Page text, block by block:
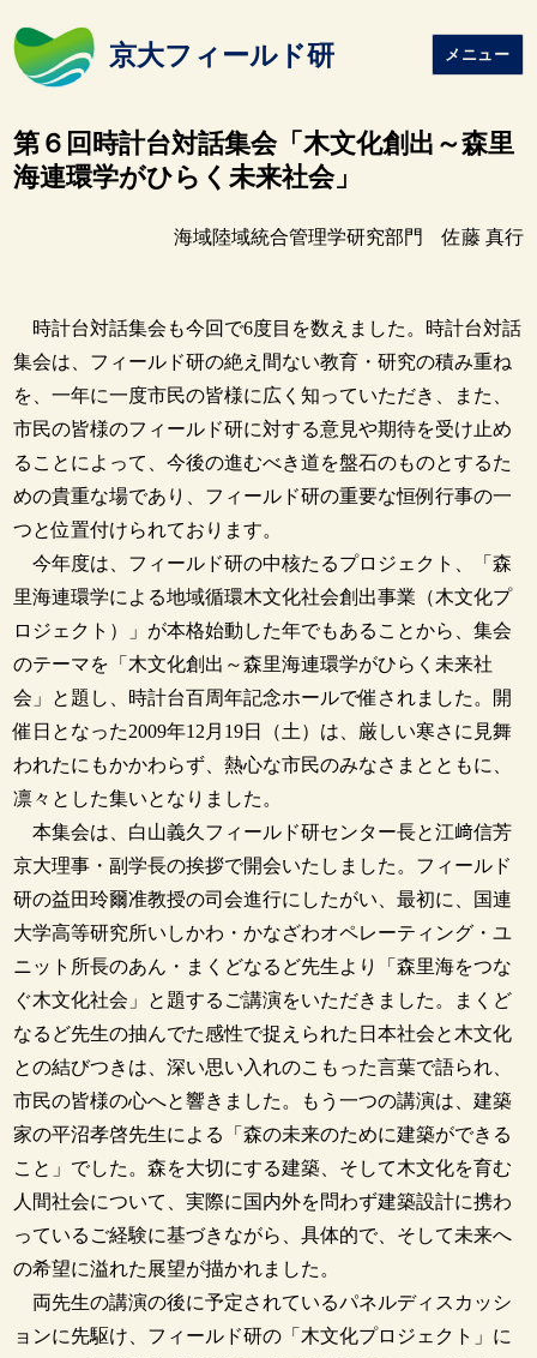
京大フィールド研 メニュー
第６回時計台対話集会「木文化創出～森里
海連環学がひらく未来社会」
海域陸域統合管理学研究部門 佐藤 真行
時計台対話集会も今回で6度目を数えました。時計台対話
集会は、フィールド研の絶え間ない教育・研究の積み重ね
を、一年に一度市民の皆様に広く知っていただき、また、
市民の皆様のフィールド研に対する意見や期待を受け止め
ることによって、今後の進むべき道を盤石のものとするた
めの貴重な場であり、フィールド研の重要な恒例行事の一
つと位置付けられております。
今年度は、フィールド研の中核たるプロジェクト、「森
里海連環学による地域循環木文化社会創出事業（木文化プ
ロジェクト）」が本格始動した年でもあることから、集会
のテーマを「木文化創出～森里海連環学がひらく未来社
会」と題し、時計台百周年記念ホールで催されました。開
催日となった2009年12月19日（土）は、厳しい寒さに見舞
われたにもかかわらず、熱心な市民のみなさまとともに、
凛々とした集いとなりました。
本集会は、白山義久フィールド研センター長と江﨑信芳
京大理事・副学長の挨拶で開会いたしました。フィールド
研の益田玲爾准教授の司会進行にしたがい、最初に、国連
大学高等研究所いしかわ・かなざわオペレーティング・ユ
ニット所長のあん・まくどなるど先生より「森里海をつな
ぐ木文化社会」と題するご講演をいただきました。まくど
なるど先生の抽んでた感性で捉えられた日本社会と木文化
との結びつきは、深い思い入れのこもった言葉で語られ、
市民の皆様の心へと響きました。もう一つの講演は、建築
家の平沼孝啓先生による「森の未来のために建築ができる
こと」でした。森を大切にする建築、そして木文化を育む
人間社会について、実際に国内外を問わず建築設計に携わ
っているご経験に基づきながら、具体的で、そして未来へ
の希望に溢れた展望が描かれました。
両先生の講演の後に予定されているパネルディスカッシ
ョンに先駆け、フィールド研の「木文化プロジェクト」に